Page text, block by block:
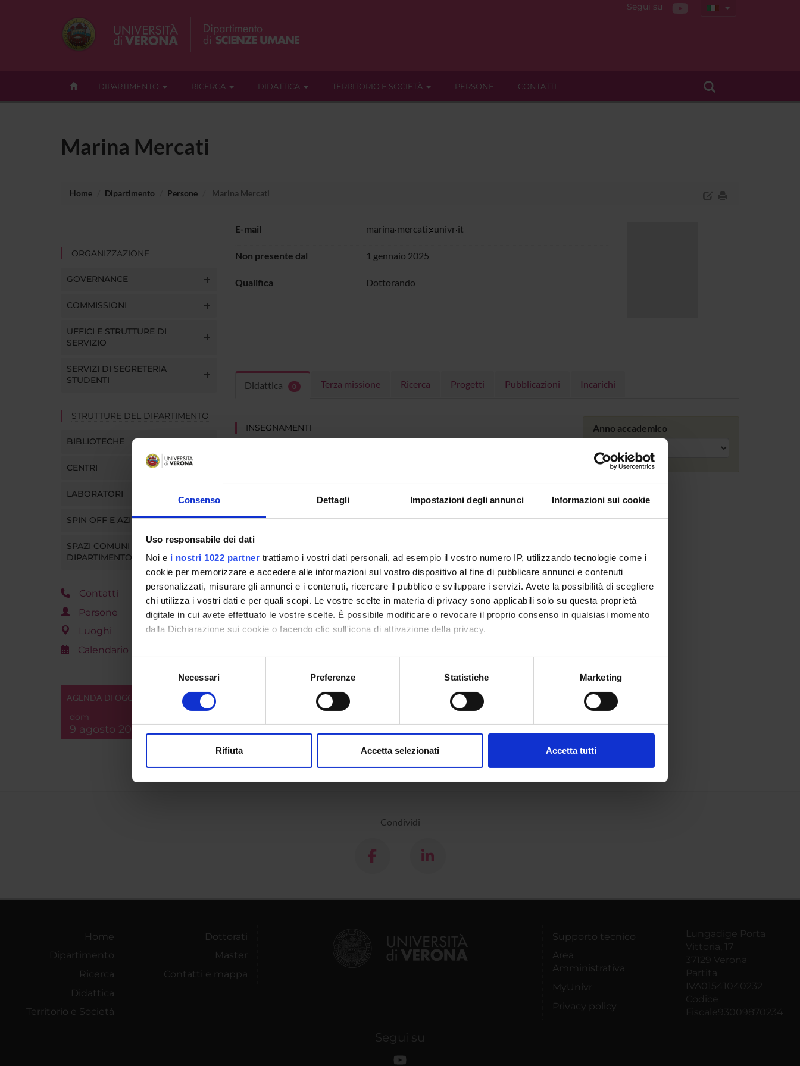
Consenso Dettagli Impostazioni degli annunci Informazioni sui cookie
Uso responsabile dei dati
Noi e i nostri 1022 partner trattiamo i vostri dati personali, ad esempio il vostro numero IP, utilizzando tecnologie come i
cookie per memorizzare e accedere alle informazioni sul vostro dispositivo al fine di pubblicare annunci e contenuti
personalizzati, misurare gli annunci e i contenuti, ricercare il pubblico e sviluppare i servizi. Avete la possibilità di scegliere
chi utilizza i vostri dati e per quali scopi. Le vostre scelte in materia di privacy sono applicabili solo su questa proprietà
digitale in cui avete effettuato le vostre scelte. È possibile modificare o revocare il proprio consenso in qualsiasi momento
dalla Dichiarazione sui cookie o facendo clic sull'icona di attivazione della privacy.
Con il tuo consenso, vorremmo anche:
raccogliere informazioni sulla tua posizione geografica, con un'approssimazione di qualche metro,
digitali).
modificare o ritirare il tuo consenso in qualsiasi momento dalla Dichiarazione sui cookie.
Necessari Preferenze Statistiche Marketing
Rifiuta Accetta selezionati Accetta tutti
Segui su
DIPARTIMENTO RICERCA DIDATTICA TERRITORIO E SOCIETÀ PERSONE CONTATTI
Marina Mercati
Home Dipartimento Persone Marina Mercati
ORGANIZZAZIONE
GOVERNANCE
COMMISSIONI
UFFICI E STRUTTURE DI
SERVIZIO
SERVIZI DI SEGRETERIA
STUDENTI
STRUTTURE DEL DIPARTIMENTO
BIBLIOTECHE
CENTRI
LABORATORI
SPIN OFF E AZIENDE
SPAZI COMUNI DEL
DIPARTIMENTO
Contatti
Persone
Luoghi
Calendario
AGENDA DI OGGI
dom
9 agosto 2026
E-mail marina mercati univr it
Non presente dal 1 gennaio 2025
Qualifica Dottorando
Didattica 0 Terza missione Ricerca Progetti Pubblicazioni Incarichi
INSEGNAMENTI Anno accademico
Condividi
Home
Dipartimento
Ricerca
Didattica
Territorio e Società
Dottorati
Master
Contatti e mappa
Supporto tecnico
Area
Amministrativa
MyUnivr
Privacy policy
Lungadige Porta
Vittoria, 17
37129 Verona
Partita
IVA01541040232
Codice
Fiscale93009870234
Segui su